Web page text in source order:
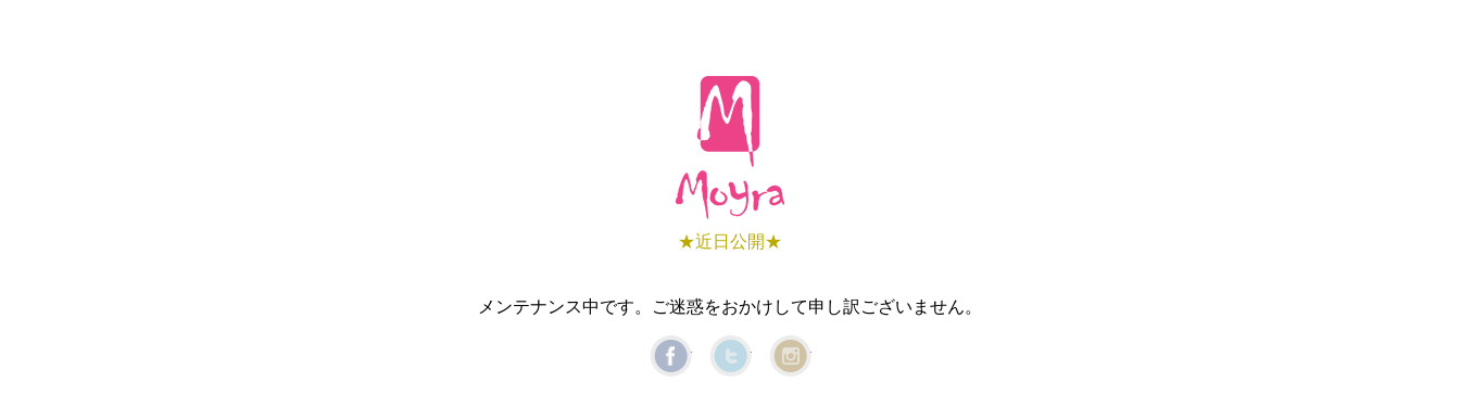
★近日公開★
メンテナンス中です。ご迷惑をおかけして申し訳ございません。
Facebook Twitter